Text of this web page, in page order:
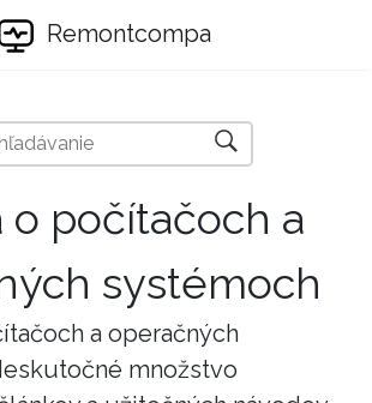
Remontcompa
o počítačoch a
systémoch
a operačných
množstvo